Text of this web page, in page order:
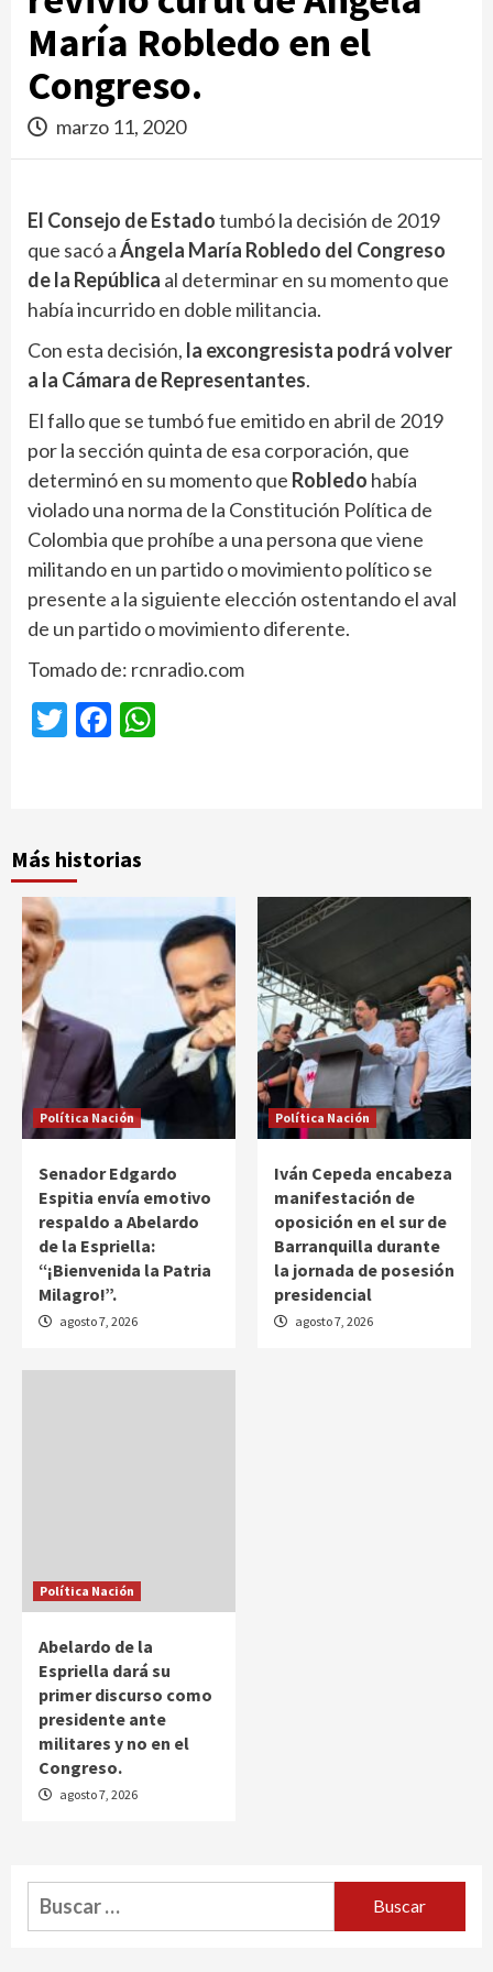
María Robledo en el
Congreso.
marzo 11, 2020
El Consejo de Estadotumbó la decisión de 2019
que sacó aÁngela María Robledo del Congreso
de la República al determinar en su momento que
había incurrido en doble militancia.
Con esta decisión, la excongresista podrá volver
a la Cámara de Representantes.
El fallo que se tumbó fue emitido en abril de 2019
por la sección quinta de esa corporación, que
determinó en su momento que Robledo había
violado una norma de la Constitución Política de
Colombia que prohíbe a una persona que viene
militando en un partido o movimiento político se
presente a la siguiente elección ostentando el aval
de un partido o movimiento diferente.
Tomado de: rcnradio.com
TwitterFacebook
Más historias
Política Nación
Senador Edgardo
Espitia envía emotivo
respaldo a Abelardo
de la Espriella:
“¡Bienvenida la Patria
Milagro!”.
agosto 7, 2026
Política Nación
Iván Cepeda encabeza
manifestación de
oposición en el sur de
Barranquilla durante
la jornada de posesión
presidencial
agosto 7, 2026
Política Nación
Abelardo de la
Espriella dará su
primer discurso como
presidente ante
militares y no en el
Congreso.
agosto 7, 2026
Buscar: